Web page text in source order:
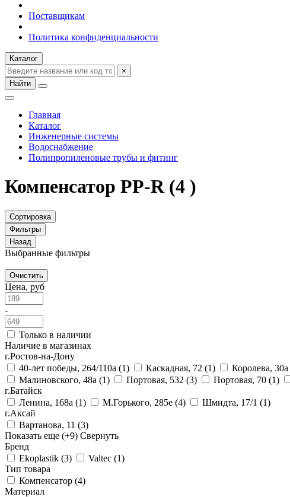
Поставщикам
Политика конфиденциальности
Каталог
×
Найти
Главная
Каталог
Инженерные системы
Водоснабжение
Полипропиленовые трубы и фитинг
Компенсатор PP-R (4 )
Сортировка
Фильтры
Назад
Выбранные фильтры
Очистить
Цена, руб
-
Только в наличии
Наличие в магазинах
г.Ростов-на-Дону
40-лет победы, 264/110а (1) Каскадная, 72 (1) Королева, 30а
Малиновского, 48а (1) Портовая, 532 (3) Портовая, 70 (1)
г.Батайск
Ленина, 168а (1) М.Горького, 285е (4) Шмидта, 17/1 (1)
г.Аксай
Вартанова, 11 (3)
Показать еще (+9) Свернуть
Бренд
Ekoplastik (3) Valtec (1)
Тип товара
Компенсатор (4)
Материал